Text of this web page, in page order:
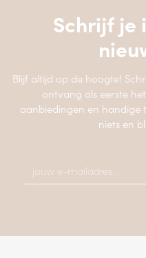
Schrijf je
Blijf altijd op de hoogte!
ontvang als eerste
aanbiedingen en handige
niets en